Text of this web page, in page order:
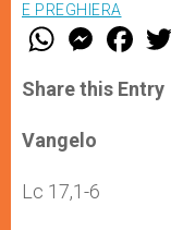
E PREGHIERA
W
t
s
p
p
M
e
s
e
F
a
e
b
Share this Entry
Vangelo
Lc 17,1-6